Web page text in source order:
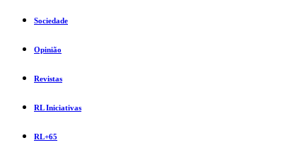
Sociedade
Opinião
Revistas
RL Iniciativas
RL+65